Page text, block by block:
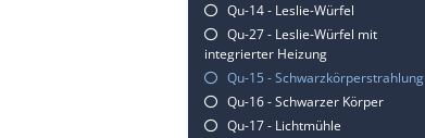
Qu-14 - Leslie-Würfel
Qu-27 - Leslie-Würfel mit
integrierter Heizung
Qu-15 - Schwarzkörperstrahlung
Qu-16 - Schwarzer Körper
Qu-17 - Lichtmühle